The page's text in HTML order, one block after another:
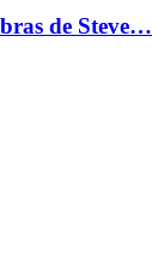
de Steve…